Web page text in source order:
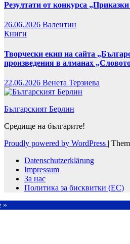
Резултати от конкурса
26.06.2026 Валентин
Книги
Творчески екип на сайта
произведения в алманах
22.06.2026 Венета Терзиева
Българският Берлин
Средище на българите!
Proudly powered by WordPress |
Datenschutzerklärung
Impressum
За нас
Политика за бисквитки (ЕС)
»